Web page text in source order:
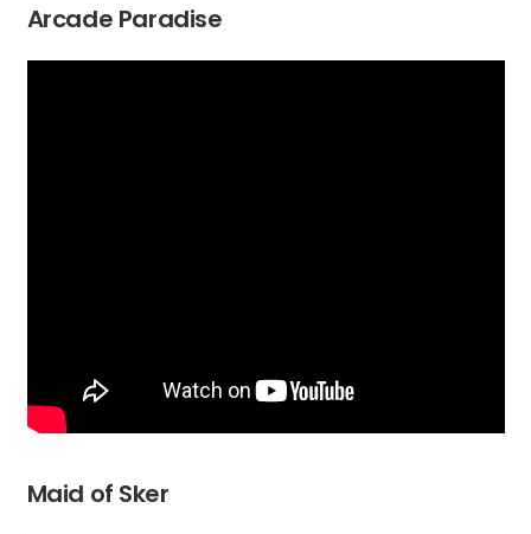
Arcade Paradise
Maid of Sker